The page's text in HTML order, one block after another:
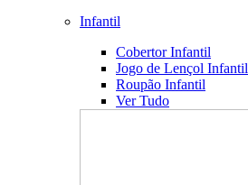
Infantil
Cobertor Infantil
Jogo de Lençol Infantil
Roupão Infantil
Ver Tudo